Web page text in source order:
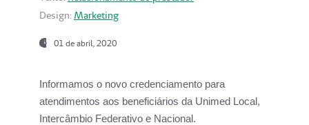
Design: Marketing
01 de abril, 2020
Informamos o novo credenciamento para
atendimentos aos beneficiários da Unimed Local,
Intercâmbio Federativo e Nacional.